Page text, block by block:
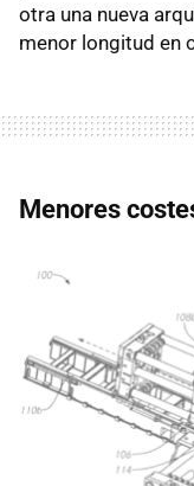
otra una nueva
menor longitud en
Menores